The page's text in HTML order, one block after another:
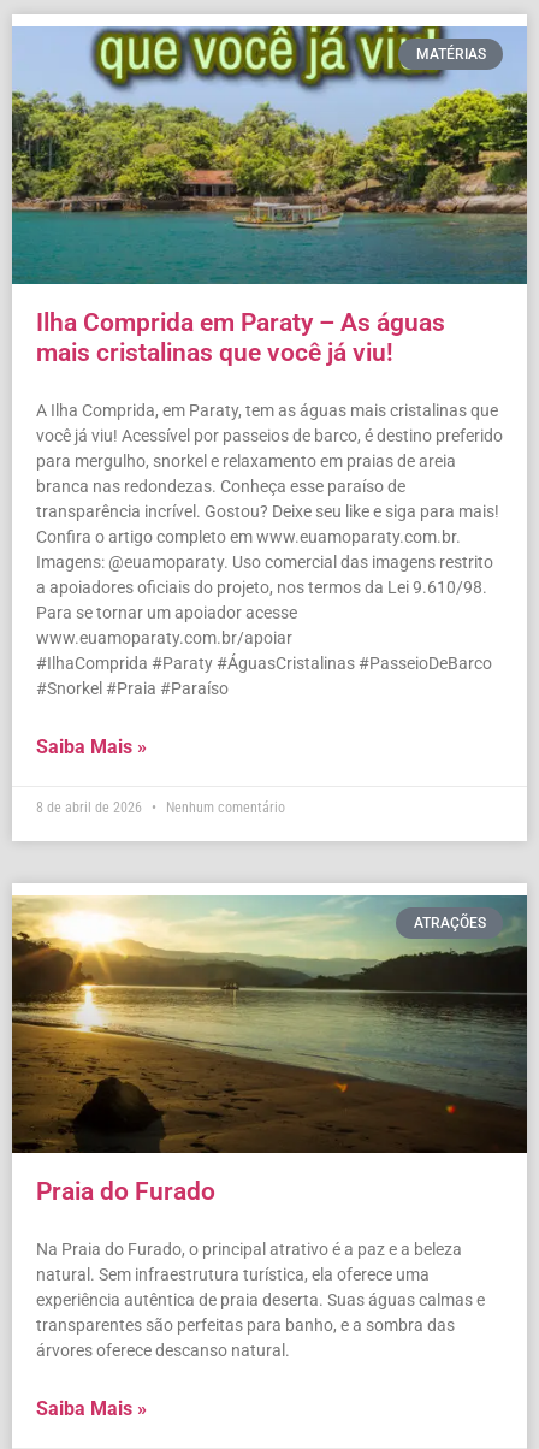
MATÉRIAS
Ilha Comprida em Paraty – As águas
mais cristalinas que você já viu!
A Ilha Comprida, em Paraty, tem as águas mais cristalinas que
você já viu! Acessível por passeios de barco, é destino preferido
para mergulho, snorkel e relaxamento em praias de areia
branca nas redondezas. Conheça esse paraíso de
transparência incrível. Gostou? Deixe seu like e siga para mais!
Confira o artigo completo em www.euamoparaty.com.br.
Imagens: @euamoparaty. Uso comercial das imagens restrito
a apoiadores oficiais do projeto, nos termos da Lei 9.610/98.
Para se tornar um apoiador acesse
www.euamoparaty.com.br/apoiar
#IlhaComprida #Paraty #ÁguasCristalinas #PasseioDeBarco
#Snorkel #Praia #Paraíso
Saiba Mais »
8 de abril de 2026 Nenhum comentário
ATRAÇÕES
Praia do Furado
Na Praia do Furado, o principal atrativo é a paz e a beleza
natural. Sem infraestrutura turística, ela oferece uma
experiência autêntica de praia deserta. Suas águas calmas e
transparentes são perfeitas para banho, e a sombra das
árvores oferece descanso natural.
Saiba Mais »